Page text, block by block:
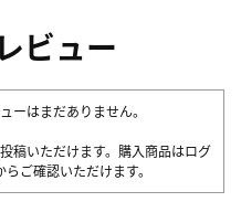
ビュー
ーはまだありません。
稿いただけます。購入商品はログ
らご確認いただけます。